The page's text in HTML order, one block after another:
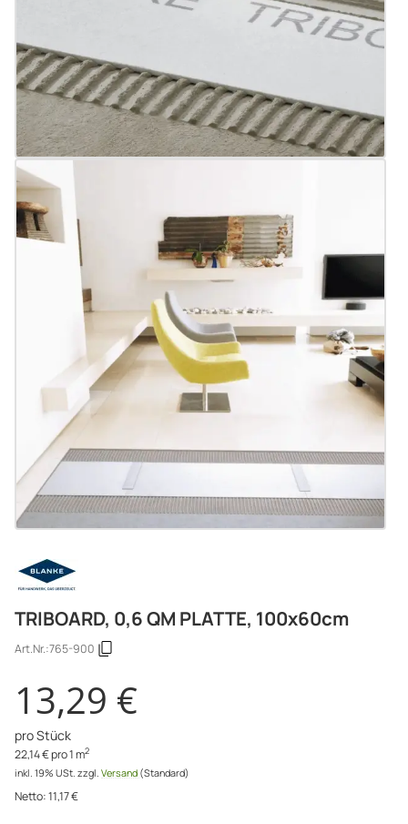
TRIBOARD, 0,6 QM PLATTE, 100x60cm
Art.Nr.:765-900
13,29 €
pro Stück
22,14 € pro 1 m2
inkl. 19% USt. zzgl. Versand (Standard)
Netto:11,17€